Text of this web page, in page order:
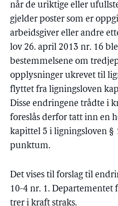
når de uriktige eller
gjelder poster som er
arbeidsgiver eller andre
lov 26. april 2013 nr. 16
bestemmelsene om
opplysninger ukrevet til
flyttet fra ligningsloven
Disse endringene trådte i
foreslås derfor tatt inn en
kapittel 5 i ligningsloven §
punktum.
Det vises til forslag til
10-4 nr. 1. Departementet
trer i kraft straks.